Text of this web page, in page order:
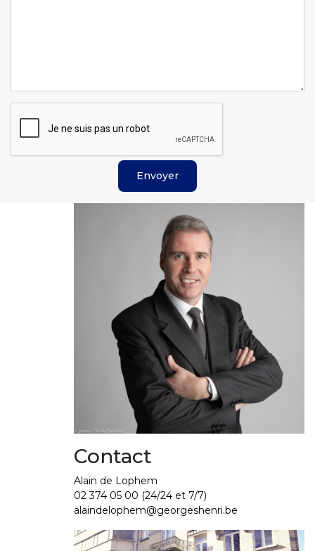
Contact
Alain de Lophem
02 374 05 00 (24/24 et 7/7)
alaindelophem@georgeshenri.be